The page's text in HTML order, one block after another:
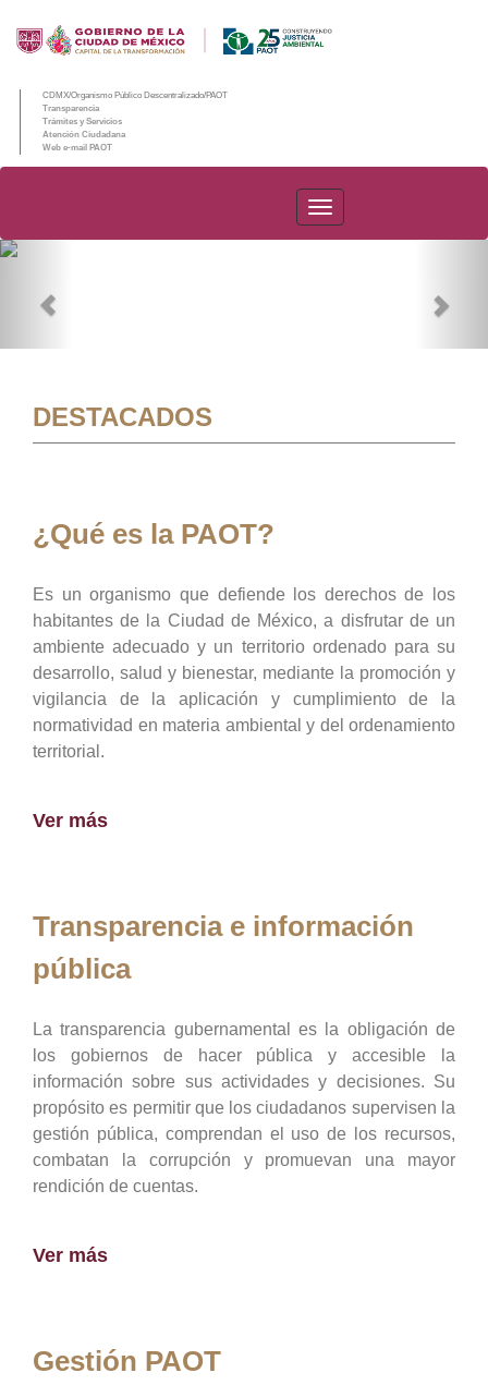
CDMX/Organismo Público Descentralizado/PAOT
Transparencia
Trámites y Servicios
Atención Ciudadana
Web e-mail PAOT
PAOT
DESTACADOS
¿Qué es la PAOT?
Es un organismo que defiende los derechos de los
habitantes de la Ciudad de México, a disfrutar de un
ambiente adecuado y un territorio ordenado para su
desarrollo, salud y bienestar, mediante la promoción y
vigilancia de la aplicación y cumplimiento de la
normatividad en materia ambiental y del ordenamiento
territorial.
Ver más
Transparencia e información
pública
La transparencia gubernamental es la obligación de
los gobiernos de hacer pública y accesible la
información sobre sus actividades y decisiones. Su
propósito es permitir que los ciudadanos supervisen la
gestión pública, comprendan el uso de los recursos,
combatan la corrupción y promuevan una mayor
rendición de cuentas.
Ver más
Gestión PAOT